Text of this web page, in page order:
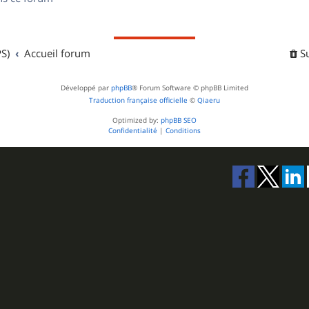
Accueil forum
Développé par phpBB® Forum Software © phpBB Limited
Traduction française officielle © Qiaeru
Optimized by: phpBB SEO
Confidentialité | Conditions